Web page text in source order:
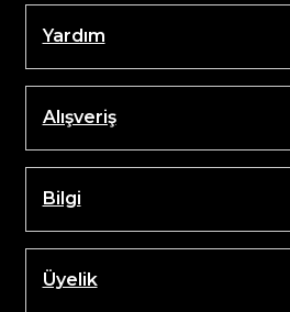
Yardım
Alışveriş
Bilgi
Üyelik